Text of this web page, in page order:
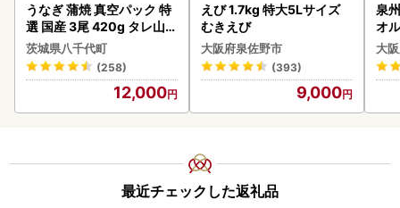
うなぎ 蒲焼 真空パック 特
選 国産 3尾 420g タレ山椒
付き うな重 ひつまぶし 訳
あり 茨城 ウナギ 鰻 個包装
人気 美味しい 小分け 八千
茨城県八千代町
(258)
12,000
えび 1.7kg 特大5Lサイズ
むきえび
大阪府泉佐野市
(393)
9,000
泉
オ
大
最近チェックした返礼品